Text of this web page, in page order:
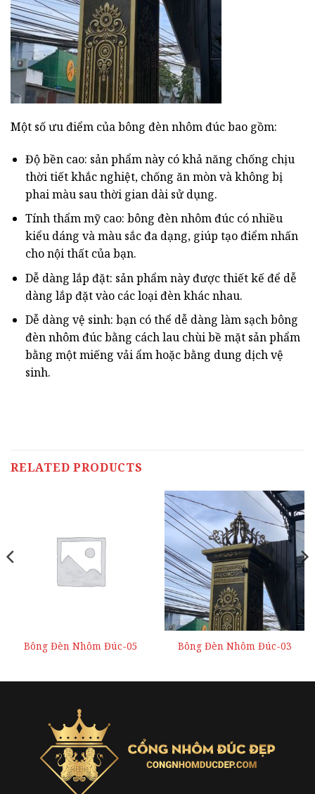
Một số ưu điểm của bông đèn nhôm đúc bao gồm:
Độ bền cao: sản phẩm này có khả năng chống chịu
thời tiết khắc nghiệt, chống ăn mòn và không bị
phai màu sau thời gian dài sử dụng.
Tính thẩm mỹ cao: bông đèn nhôm đúc có nhiều
kiểu dáng và màu sắc đa dạng, giúp tạo điểm nhấn
cho nội thất của bạn.
Dễ dàng lắp đặt: sản phẩm này được thiết kế để dễ
dàng lắp đặt vào các loại đèn khác nhau.
Dễ dàng vệ sinh: bạn có thể dễ dàng làm sạch bông
đèn nhôm đúc bằng cách lau chùi bề mặt sản phẩm
bằng một miếng vải ẩm hoặc bằng dung dịch vệ
sinh.
RELATED PRODUCTS
Bông Đèn Nhôm Đúc-05 Bông Đèn Nhôm Đúc-03